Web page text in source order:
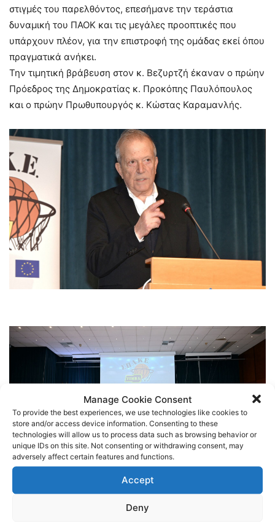
Manage Cookie Consent
To provide the best experiences, we use technologies like cookies to
store and/or access device information. Consenting to these
technologies will allow us to process data such as browsing behavior or
unique IDs on this site. Not consenting or withdrawing consent, may
adversely affect certain features and functions.
Accept
Deny
στιγμές του παρελθόντος, επεσήμανε την τεράστια
δυναμική του ΠΑΟΚ και τις μεγάλες προοπτικές που
υπάρχουν πλέον, για την επιστροφή της ομάδας εκεί όπου
πραγματικά ανήκει.
Την τιμητική βράβευση στον κ. Βεζυρτζή έκαναν ο πρώην
Πρόεδρος της Δημοκρατίας κ. Προκόπης Παυλόπουλος
και ο πρώην Πρωθυπουργός κ. Κώστας Καραμανλής.
Ακολουθήστε τους Internet PAOK Fans στα social media: